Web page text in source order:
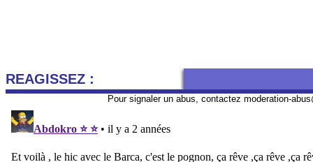
REAGISSEZ :
Pour signaler un abus, contactez moderation-